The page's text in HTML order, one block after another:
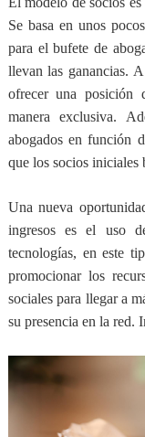
Se basa en unos
para el bufete de
llevan las ganancias.
ofrecer una posición
manera exclusiva.
abogados en función
que los socios iniciales
Una nueva
ingresoses el uso de
tecnologías, en este
promocionar los
sociales para llegar a
su presencia en la red.